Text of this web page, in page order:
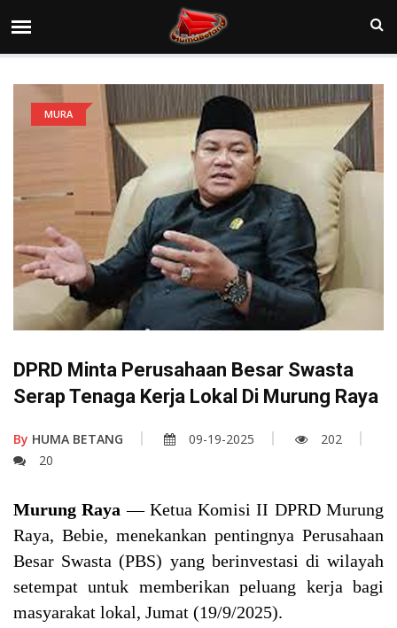
MURA
DPRD Minta Perusahaan Besar Swasta
Serap Tenaga Kerja Lokal Di Murung Raya
By HUMA BETANG 09-19-2025
202
20
Murung Raya — Ketua Komisi II DPRD Murung
Raya, Bebie, menekankan pentingnya Perusahaan
Besar Swasta (PBS) yang berinvestasi di wilayah
setempat untuk memberikan peluang kerja bagi
masyarakat lokal, Jumat (19/9/2025).